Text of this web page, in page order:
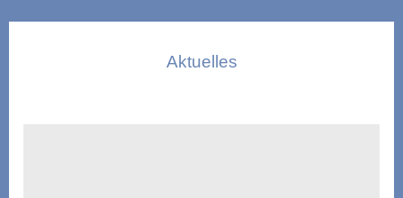
Aktuelles